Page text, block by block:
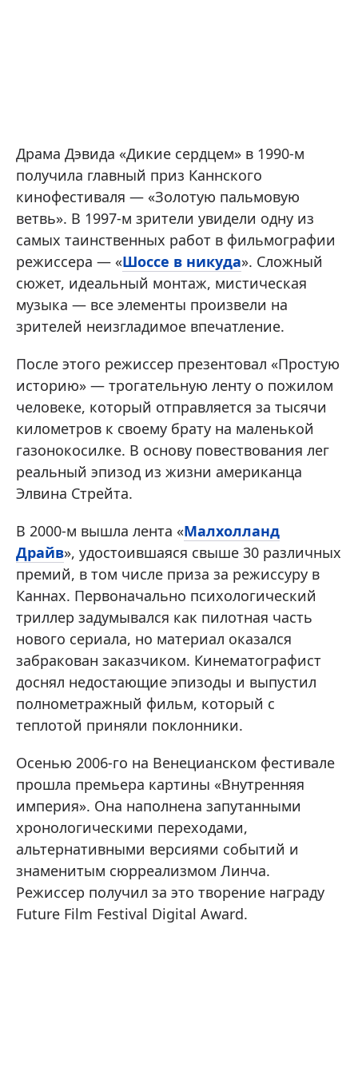
Драма Дэвида «Дикие сердцем» в 1990-м
получила главный приз Каннского
кинофестиваля — «Золотую пальмовую
ветвь». В 1997-м зрители увидели одну из
самых таинственных работ в фильмографии
режиссера — «Шоссе в никуда». Сложный
сюжет, идеальный монтаж, мистическая
музыка — все элементы произвели на
зрителей неизгладимое впечатление.
После этого режиссер презентовал «Простую
историю» — трогательную ленту о пожилом
человеке, который отправляется за тысячи
километров к своему брату на маленькой
газонокосилке. В основу повествования лег
реальный эпизод из жизни американца
Элвина Стрейта.
В 2000-м вышла лента «Малхолланд
Драйв», удостоившаяся свыше 30 различных
премий, в том числе приза за режиссуру в
Каннах. Первоначально психологический
триллер задумывался как пилотная часть
нового сериала, но материал оказался
забракован заказчиком. Кинематографист
доснял недостающие эпизоды и выпустил
полнометражный фильм, который с
теплотой приняли поклонники.
Осенью 2006-го на Венецианском фестивале
прошла премьера картины «Внутренняя
империя». Она наполнена запутанными
хронологическими переходами,
альтернативными версиями событий и
знаменитым сюрреализмом Линча.
Режиссер получил за это творение награду
Future Film Festival Digital Award.